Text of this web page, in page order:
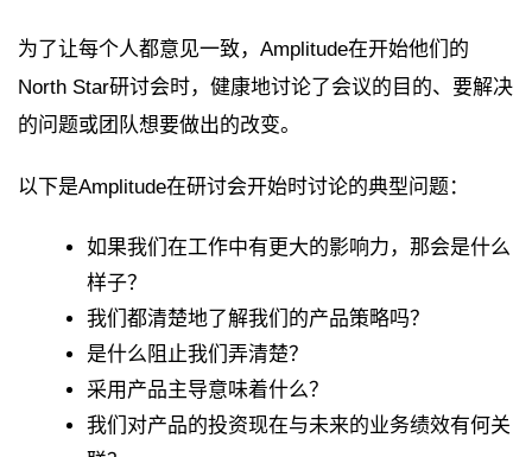
为了让每个人都意见一致，Amplitude在开始他们的
North Star研讨会时，健康地讨论了会议的目的、要解决
的问题或团队想要做出的改变。
以下是Amplitude在研讨会开始时讨论的典型问题：
如果我们在工作中有更大的影响力，那会是什么
样子？
我们都清楚地了解我们的产品策略吗？
是什么阻止我们弄清楚？
采用产品主导意味着什么？
我们对产品的投资现在与未来的业务绩效有何关